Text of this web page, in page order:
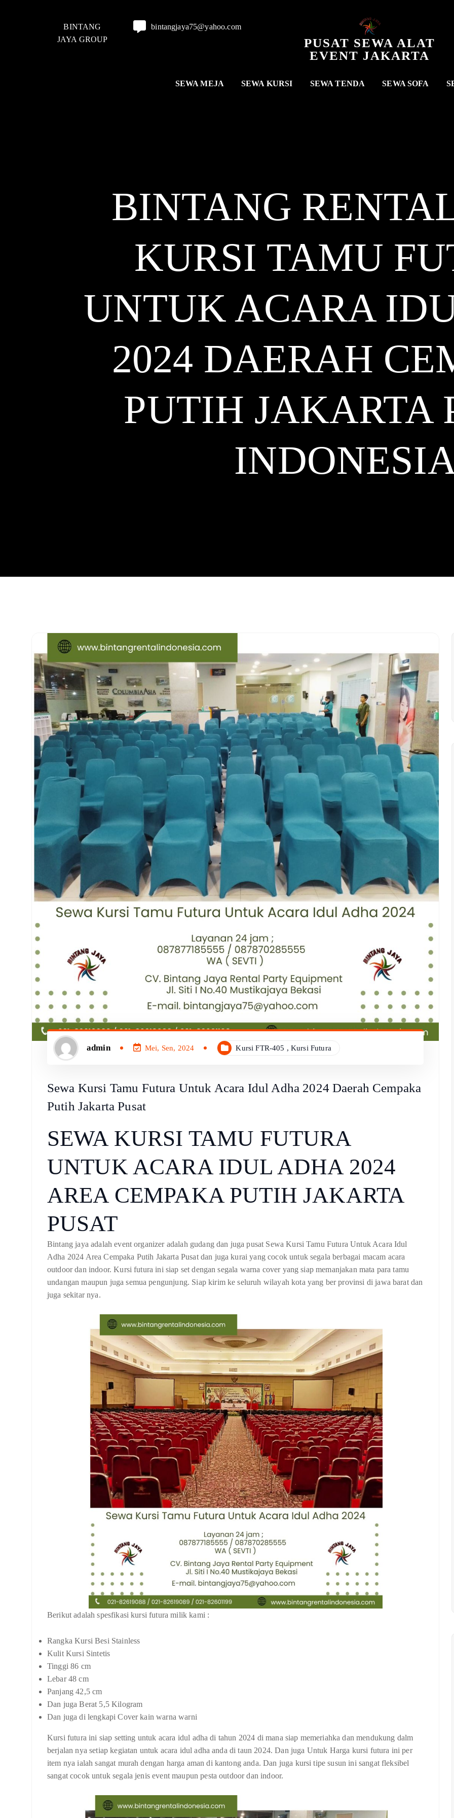
BINTANG
JAYA GROUP
bintangjaya75@yahoo.com
PUSAT SEWA ALAT
EVENT JAKARTA
SEWA MEJA SEWA KURSI SEWA TENDA SEWA SOFA
BINTANG
KURSI TAMU
UNTUK ACARA
2024 DAERAH
PUTIH JAKARTA
admin Mei, Sen, 2024 Kursi FTR-405 , Kursi Futura
Sewa Kursi Tamu Futura Untuk Acara Idul Adha 2024 Daerah Cempaka
Putih Jakarta Pusat
SEWA KURSI TAMU FUTURA
UNTUK ACARA IDUL ADHA 2024
AREA CEMPAKA PUTIH JAKARTA
PUSAT
Bintang jaya adalah event organizer adalah gudang dan juga pusat Sewa Kursi Tamu Futura Untuk Acara Idul
Adha 2024 Area Cempaka Putih Jakarta Pusat dan juga kurai yang cocok untuk segala berbagai macam acara
outdoor dan indoor. Kursi futura ini siap set dengan segala warna cover yang siap memanjakan mata para tamu
undangan maupun juga semua pengunjung. Siap kirim ke seluruh wilayah kota yang ber provinsi di jawa barat dan
juga sekitar nya.
Berikut adalah spesfikasi kursi futura milik kami :
Rangka Kursi Besi Stainless
Kulit Kursi Sintetis
Tinggi 86 cm
Lebar 48 cm
Panjang 42,5 cm
Dan juga Berat 5,5 Kilogram
Dan juga di lengkapi Cover kain warna warni
Kursi futura ini siap setting untuk acara idul adha di tahun 2024 di mana siap memeriahka dan mendukung dalm
berjalan nya setiap kegiatan untuk acara idul adha anda di taun 2024. Dan juga Untuk Harga kursi futura ini per
item nya ialah sangat murah dengan harga aman di kantong anda. Dan juga kursi tipe susun ini sangat fleksibel
sangat cocok untuk segala jenis event maupun pesta outdoor dan indoor.